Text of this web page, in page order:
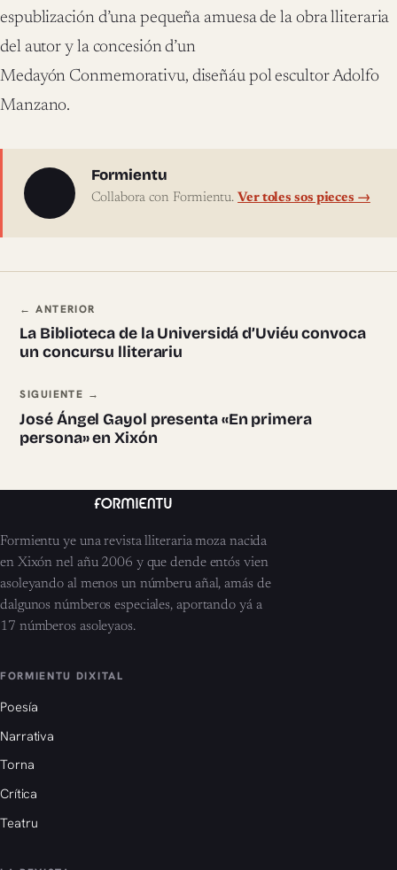
espublización d’una pequeña amuesa de la obra lliteraria
del autor y la concesión d’un
Medayón Conmemorativu, diseñáu pol escultor Adolfo
Manzano.
Sobre l'autor
Formientu
Collabora con Formientu.Ver toles sos pieces →
Navegación ente pieces
← ANTERIOR
La Biblioteca de la Universidá d’Uviéu convoca
un concursu lliterariu
SIGUIENTE →
José Ángel Gayol presenta «En primera
persona» en Xixón
Formientu ye una revista lliteraria moza nacida
en Xixón nel añu 2006 y que dende entós vien
asoleyando al menos un númberu añal, amás de
dalgunos númberos especiales, aportando yá a
17 númberos asoleyaos.
FORMIENTU DIXITAL
Poesía
Narrativa
Torna
Crítica
Teatru